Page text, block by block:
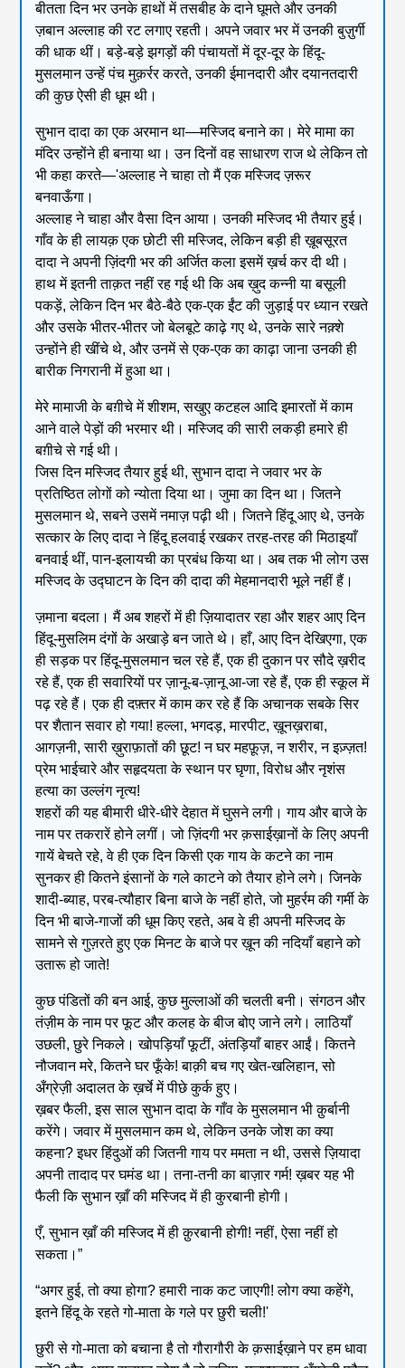
बीतता दिन भर उनके हाथों में तसबीह के दाने घूमते और उनकी
ज़बान अल्लाह की रट लगाए रहती। अपने जवार भर में उनकी बुज़ुर्गी
की धाक थीं। बड़े-बड़े झगड़ों की पंचायतों में दूर-दूर के हिंदू-
मुसलमान उन्हें पंच मुक़र्रर करते, उनकी ईमानदारी और दयानतदारी
की कुछ ऐसी ही धूम थी।
सुभान दादा का एक अरमान था—मस्जिद बनाने का। मेरे मामा का
मंदिर उन्होंने ही बनाया था। उन दिनों वह साधारण राज थे लेकिन तो
भी कहा करते—'अल्लाह ने चाहा तो मैं एक मस्जिद ज़रूर
बनवाऊँगा।
अल्लाह ने चाहा और वैसा दिन आया। उनकी मस्जिद भी तैयार हुई।
गाँव के ही लायक़ एक छोटी सी मस्जिद, लेकिन बड़ी ही ख़ूबसूरत
दादा ने अपनी ज़िंदगी भर की अर्जित कला इसमें ख़र्च कर दी थी।
हाथ में इतनी ताक़त नहीं रह गई थी कि अब ख़ुद कन्नी या बसूली
पकड़ें, लेकिन दिन भर बैठे-बैठे एक-एक ईंट की जुड़ाई पर ध्यान रखते
और उसके भीतर-भीतर जो बेलबूटे काढ़े गए थे, उनके सारे नक़्शे
उन्होंने ही खींचे थे, और उनमें से एक-एक का काढ़ा जाना उनकी ही
बारीक निगरानी में हुआ था।
मेरे मामाजी के बग़ीचे में शीशम, सखुए कटहल आदि इमारतों में काम
आने वाले पेड़ों की भरमार थी। मस्जिद की सारी लकड़ी हमारे ही
बग़ीचे से गई थी।
जिस दिन मस्जिद तैयार हुई थी, सुभान दादा ने जवार भर के
प्रतिष्ठित लोगों को न्योता दिया था। जुमा का दिन था। जितने
मुसलमान थे, सबने उसमें नमाज़ पढ़ी थी। जितने हिंदू आए थे, उनके
सत्कार के लिए दादा ने हिंदू हलवाई रखकर तरह-तरह की मिठाइयाँ
बनवाई थीं, पान-इलायची का प्रबंध किया था। अब तक भी लोग उस
मस्जिद के उद्घाटन के दिन की दादा की मेहमानदारी भूले नहीं हैं।
ज़माना बदला। मैं अब शहरों में ही ज़ियादातर रहा और शहर आए दिन
हिंदू-मुसलिम दंगों के अखाड़े बन जाते थे। हाँ, आए दिन देखिएगा, एक
ही सड़क पर हिंदू-मुसलमान चल रहे हैं, एक ही दुकान पर सौदे ख़रीद
रहे हैं, एक ही सवारियों पर ज़ानू-ब-ज़ानू आ-जा रहे हैं, एक ही स्कूल में
पढ़ रहे हैं। एक ही दफ़्तर में काम कर रहे हैं कि अचानक सबके सिर
पर शैतान सवार हो गया! हल्ला, भगदड़, मारपीट, ख़ूनख़राबा,
आगज़नी, सारी ख़ुराफ़ातों की छूट! न घर महफ़ूज़, न शरीर, न इज़्ज़त!
प्रेम भाईचारे और सहृदयता के स्थान पर घृणा, विरोध और नृशंस
हत्या का उल्लंग नृत्य!
शहरों की यह बीमारी धीरे-धीरे देहात में घुसने लगी। गाय और बाजे के
नाम पर तकरारें होने लगीं। जो ज़िंदगी भर क़साईख़ानों के लिए अपनी
गायें बेचते रहे, वे ही एक दिन किसी एक गाय के कटने का नाम
सुनकर ही कितने इंसानों के गले काटने को तैयार होने लगे। जिनके
शादी-ब्याह, परब-त्यौहार बिना बाजे के नहीं होते, जो मुहर्रम की गर्मी के
दिन भी बाजे-गाजों की धूम किए रहते, अब वे ही अपनी मस्जिद के
सामने से गुज़रते हुए एक मिनट के बाजे पर ख़ून की नदियाँ बहाने को
उतारू हो जाते!
कुछ पंडितों की बन आई, कुछ मुल्लाओं की चलती बनी। संगठन और
तंज़ीम के नाम पर फूट और कलह के बीज बोए जाने लगे। लाठियाँ
उछली, छुरे निकले। खोपड़ियाँ फूटीं, अंतड़ियाँ बाहर आईं। कितने
नौजवान मरे, कितने घर फूँके! बाक़ी बच गए खेत-खलिहान, सो
अँग्रेज़ी अदालत के ख़र्चे में पीछे कुर्क हुए।
ख़बर फैली, इस साल सुभान दादा के गाँव के मुसलमान भी क़ुर्बानी
करेंगे। जवार में मुसलमान कम थे, लेकिन उनके जोश का क्या
कहना? इधर हिंदुओं की जितनी गाय पर ममता न थी, उससे ज़ियादा
अपनी तादाद पर घमंड था। तना-तनी का बाज़ार गर्म! ख़बर यह भी
फैली कि सुभान ख़ाँ की मस्जिद में ही कुरबानी होगी।
एँ, सुभान ख़ाँ की मस्जिद में ही क़ुरबानी होगी! नहीं, ऐसा नहीं हो
सकता।”
“अगर हुई, तो क्या होगा? हमारी नाक कट जाएगी! लोग क्या कहेंगे,
इतने हिंदू के रहते गो-माता के गले पर छुरी चली!'
छुरी से गो-माता को बचाना है तो गौरागौरी के क़साईख़ाने पर हम धावा